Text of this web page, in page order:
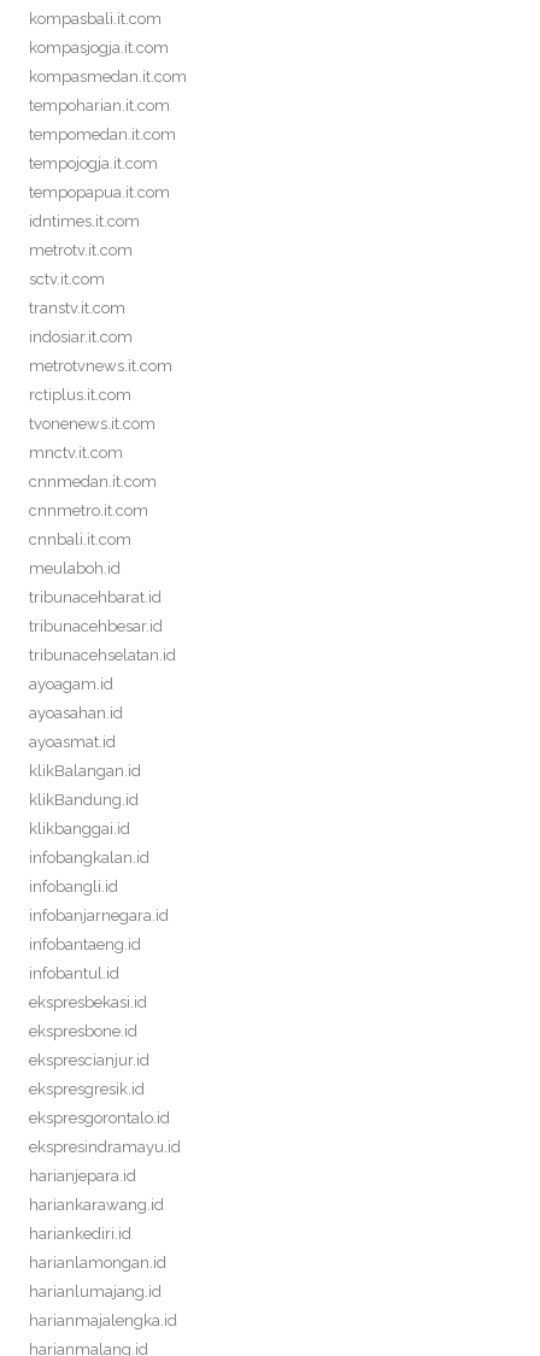
kompasbali.it.com
kompasjogja.it.com
kompasmedan.it.com
tempoharian.it.com
tempomedan.it.com
tempojogja.it.com
tempopapua.it.com
idntimes.it.com
metrotv.it.com
sctv.it.com
transtv.it.com
indosiar.it.com
metrotvnews.it.com
rctiplus.it.com
tvonenews.it.com
mnctv.it.com
cnnmedan.it.com
cnnmetro.it.com
cnnbali.it.com
meulaboh.id
tribunacehbarat.id
tribunacehbesar.id
tribunacehselatan.id
ayoagam.id
ayoasahan.id
ayoasmat.id
klikBalangan.id
klikBandung.id
klikbanggai.id
infobangkalan.id
infobangli.id
infobanjarnegara.id
infobantaeng.id
infobantul.id
ekspresbekasi.id
ekspresbone.id
eksprescianjur.id
ekspresgresik.id
ekspresgorontalo.id
ekspresindramayu.id
harianjepara.id
hariankarawang.id
hariankediri.id
harianlamongan.id
harianlumajang.id
harianmajalengka.id
harianmalang.id